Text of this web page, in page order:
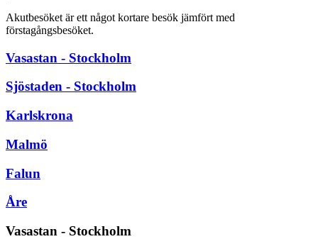
Akutbesöket är ett något kortare besök jämfört med
förstagångsbesöket.
Vasastan - Stockholm
Sjöstaden - Stockholm
Karlskrona
Malmö
Falun
Åre
Vasastan - Stockholm